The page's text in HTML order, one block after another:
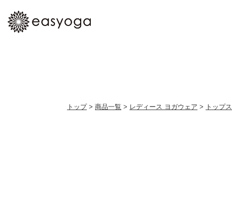
トップ> 商品一覧 > レディース ヨガウェア > トップス